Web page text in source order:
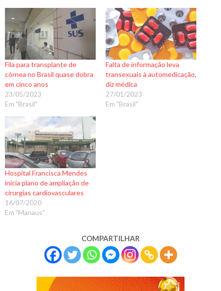
Fila para transplante de
córnea no Brasil quase dobra
em cinco anos
23/05/2023
Em "Brasil"
Falta de informação leva
transexuais à automedicação,
diz médica
27/01/2023
Em "Brasil"
Hospital Francisca Mendes
inicia plano de ampliação de
cirurgias cardiovasculares
16/07/2020
Em "Manaus"
COMPARTILHAR